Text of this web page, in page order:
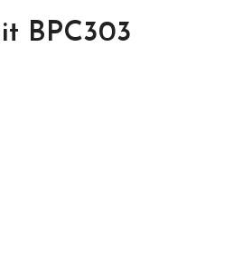
BPC303